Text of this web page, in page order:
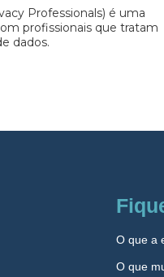
Professionals) é uma
profissionais que tratam
dados.
O que a
O que